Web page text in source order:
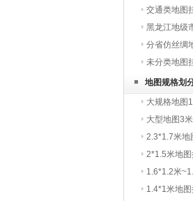
交通类地图
黑龙江地级
分省仿丝绸
未分类地图
地图规格划
大规格地图
大型地图3
2.3*1.7米地
2*1.5米地图
1.6*1.2米
1.4*1米地图